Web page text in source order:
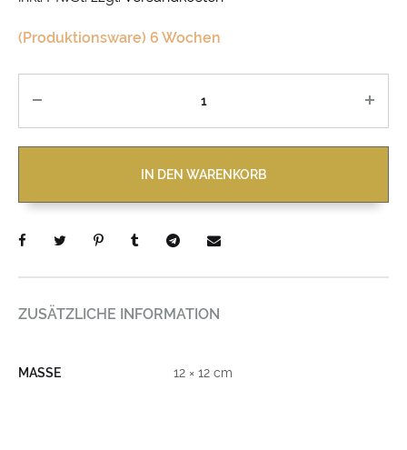
(Produktionsware) 6 Wochen
IN DEN WARENKORB
ZUSÄTZLICHE INFORMATION
MASSE 12 × 12 cm